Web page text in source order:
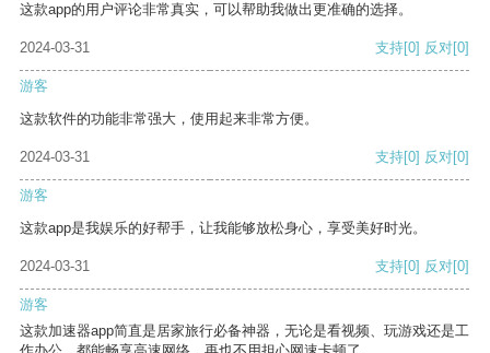
这款app的用户评论非常真实，可以帮助我做出更准确的选择。
2024-03-31 支持[0] 反对[0]
游客
这款软件的功能非常强大，使用起来非常方便。
2024-03-31 支持[0] 反对[0]
游客
这款app是我娱乐的好帮手，让我能够放松身心，享受美好时光。
2024-03-31 支持[0] 反对[0]
游客
这款加速器app简直是居家旅行必备神器，无论是看视频、玩游戏还是工